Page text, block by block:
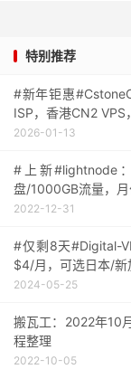
特别推荐
#新年钜惠
ISP，香港CN2
2026-01-13
#上新#lightnode
盘/1000GB流量，
2022-12-31
#仅剩8天#Digital-
$4/月，可选日本/
2024-05-25
搬瓦工：2022年10
程整理
2022-10-05